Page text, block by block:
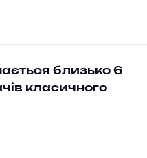
близько 6
класичного